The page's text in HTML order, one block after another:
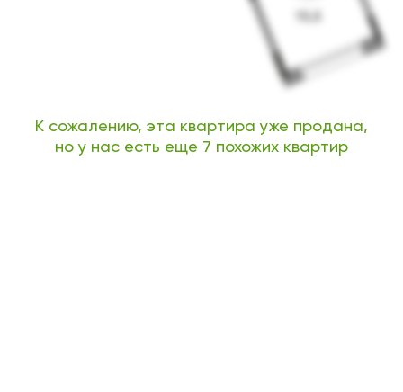
К сожалению, эта квартира уже продана,
но у нас есть еще 7 похожих квартир